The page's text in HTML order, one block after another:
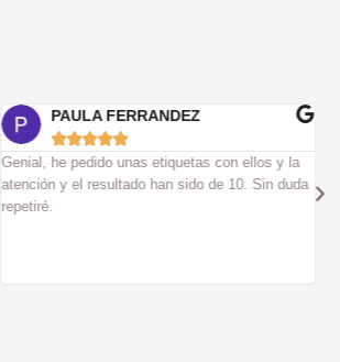
PAULA FERRANDEZ

Genial, he pedido unas etiquetas con ellos y la
atención y el resultado han sido de 10. Sin duda
repetiré.